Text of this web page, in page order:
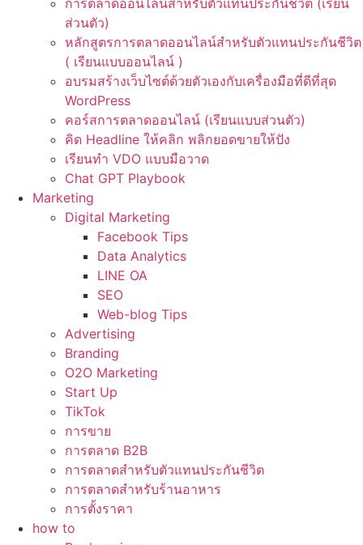
การตลาดออนไลน์สำหรับตัวแทนประกันชีวิต (เรียน
ส่วนตัว)
หลักสูตรการตลาดออนไลน์สำหรับตัวแทนประกันชีวิต
( เรียนแบบออนไลน์ )
อบรมสร้างเว็บไซต์ด้วยตัวเองกับเครื่องมือที่ดีที่สุด
WordPress
คอร์สการตลาดออนไลน์ (เรียนแบบส่วนตัว)
คิด Headline ให้คลิก พลิกยอดขายให้ปัง
เรียนทำ VDO แบบมือวาด
Chat GPT Playbook
Marketing
Digital Marketing
Facebook Tips
Data Analytics
LINE OA
SEO
Web-blog Tips
Advertising
Branding
O2O Marketing
Start Up
TikTok
การขาย
การตลาด B2B
การตลาดสำหรับตัวแทนประกันชีวิต
การตลาดสำหรับร้านอาหาร
การตั้งราคา
how to